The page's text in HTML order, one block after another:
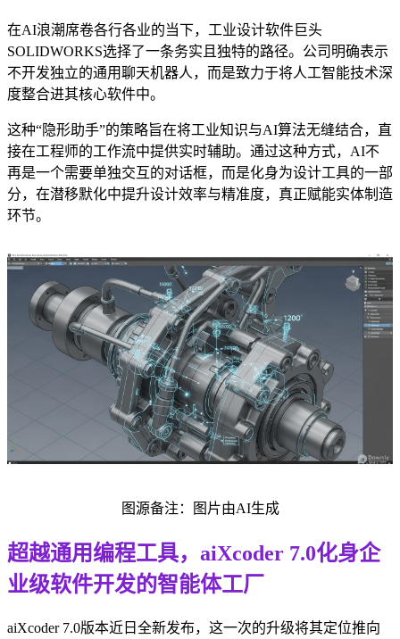
在AI浪潮席卷各行各业的当下，工业设计软件巨头
SOLIDWORKS选择了一条务实且独特的路径。公司明确表示
不开发独立的通用聊天机器人，而是致力于将人工智能技术深
度整合进其核心软件中。
这种“隐形助手”的策略旨在将工业知识与AI算法无缝结合，直
接在工程师的工作流中提供实时辅助。通过这种方式，AI不
再是一个需要单独交互的对话框，而是化身为设计工具的一部
分，在潜移默化中提升设计效率与精准度，真正赋能实体制造
环节。
图源备注：图片由AI生成
超越通用编程工具，aiXcoder 7.0化身企
业级软件开发的智能体工厂
aiXcoder 7.0版本近日全新发布，这一次的升级将其定位推向